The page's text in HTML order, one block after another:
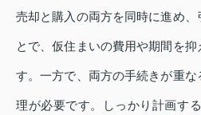
売却と購入の両方を同時に進め、
とで、仮住まいの費用や期間を
す。一方で、両方の手続きが重
理が必要です。しっかり計画す